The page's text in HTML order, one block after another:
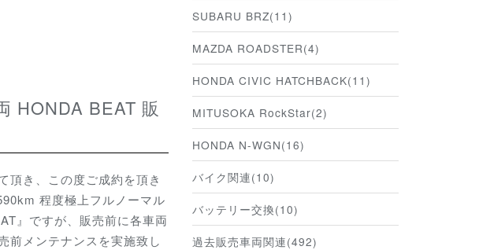
頂き、この度ご成約を頂き
程度極上フルノーマル
』ですが、販売前に各車両
前メンテナンスを実施致し
SUBARU BRZ(11)
MAZDA ROADSTER(4)
HONDA CIVIC HATCHBACK(11)
MITUSOKA RockStar(2)
HONDA N-WGN(16)
バイク関連(10)
バッテリー交換(10)
過去販売車両関連(492)